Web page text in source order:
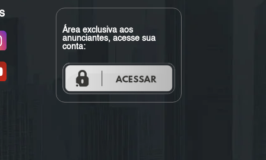
Área exclusiva aos
anunciantes, acesse sua
conta: